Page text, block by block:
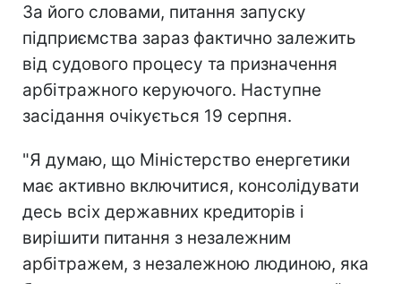
За його словами, питання запуску
підприємства зараз фактично залежить
від судового процесу та призначення
арбітражного керуючого. Наступне
засідання очікується 19 серпня.
"Я думаю, що Міністерство енергетики
має активно включитися, консолідувати
десь всіх державних кредиторів і
вирішити питання з незалежним
арбітражем, з незалежною людиною, яка